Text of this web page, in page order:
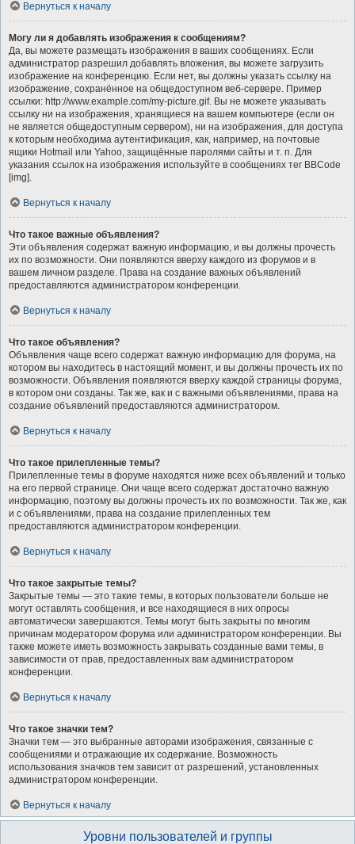
Вернуться к началу
Могу ли я добавлять изображения к сообщениям?
Да, вы можете размещать изображения в ваших сообщениях. Если
администратор разрешил добавлять вложения, вы можете загрузить
изображение на конференцию. Если нет, вы должны указать ссылку на
изображение, сохранённое на общедоступном веб-сервере. Пример
ссылки: http://www.example.com/my-picture.gif. Вы не можете указывать
ссылку ни на изображения, хранящиеся на вашем компьютере (если он
не является общедоступным сервером), ни на изображения, для доступа
к которым необходима аутентификация, как, например, на почтовые
ящики Hotmail или Yahoo, защищённые паролями сайты и т. п. Для
указания ссылок на изображения используйте в сообщениях тег BBCode
[img].
Вернуться к началу
Что такое важные объявления?
Эти объявления содержат важную информацию, и вы должны прочесть
их по возможности. Они появляются вверху каждого из форумов и в
вашем личном разделе. Права на создание важных объявлений
предоставляются администратором конференции.
Вернуться к началу
Что такое объявления?
Объявления чаще всего содержат важную информацию для форума, на
котором вы находитесь в настоящий момент, и вы должны прочесть их по
возможности. Объявления появляются вверху каждой страницы форума,
в котором они созданы. Так же, как и с важными объявлениями, права на
создание объявлений предоставляются администратором.
Вернуться к началу
Что такое прилепленные темы?
Прилепленные темы в форуме находятся ниже всех объявлений и только
на его первой странице. Они чаще всего содержат достаточно важную
информацию, поэтому вы должны прочесть их по возможности. Так же, как
и с объявлениями, права на создание прилепленных тем
предоставляются администратором конференции.
Вернуться к началу
Что такое закрытые темы?
Закрытые темы — это такие темы, в которых пользователи больше не
могут оставлять сообщения, и все находящиеся в них опросы
автоматически завершаются. Темы могут быть закрыты по многим
причинам модератором форума или администратором конференции. Вы
также можете иметь возможность закрывать созданные вами темы, в
зависимости от прав, предоставленных вам администратором
конференции.
Вернуться к началу
Что такое значки тем?
Значки тем — это выбранные авторами изображения, связанные с
сообщениями и отражающие их содержание. Возможность
использования значков тем зависит от разрешений, установленных
администратором конференции.
Вернуться к началу
Уровни пользователей и группы